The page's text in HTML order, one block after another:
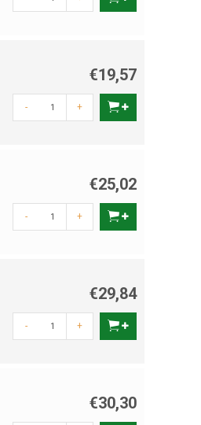
€19,57
- +
€25,02
- +
€29,84
- +
€30,30